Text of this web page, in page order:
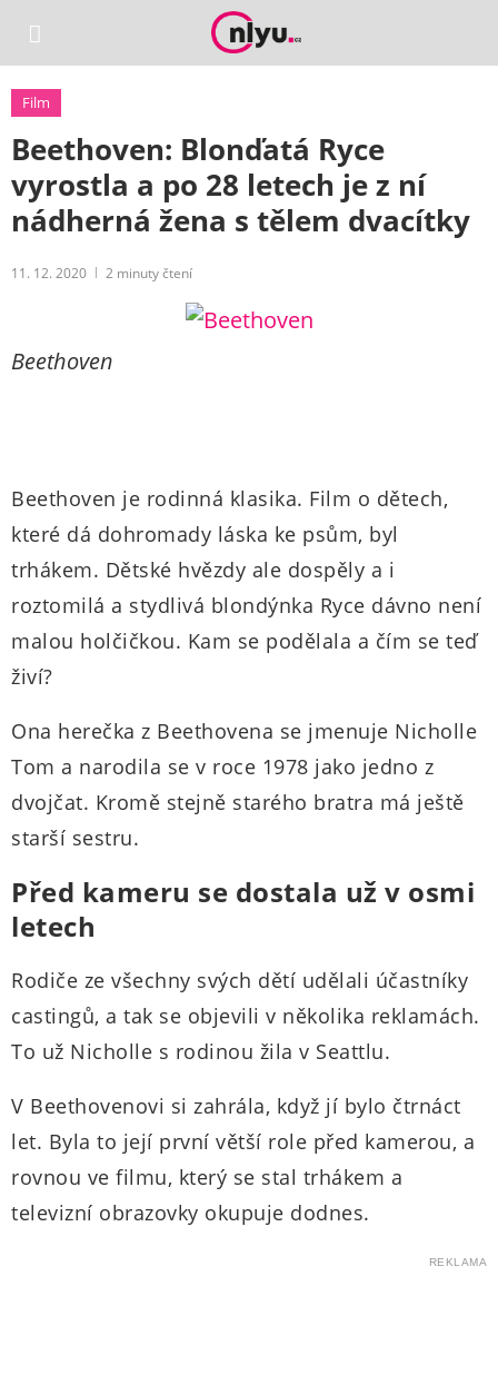
Film
Beethoven: Blonďatá Ryce
vyrostla a po 28 letech je z ní
nádherná žena s tělem dvacítky
11. 12. 2020 2 minuty čtení
Beethoven
Beethoven je rodinná klasika. Film o dětech,
které dá dohromady láska ke psům, byl
trhákem. Dětské hvězdy ale dospěly a i
roztomilá a stydlivá blondýnka Ryce dávno není
malou holčičkou. Kam se podělala a čím se teď
živí?
Ona herečka z Beethovena se jmenuje Nicholle
Tom a narodila se v roce 1978 jako jedno z
dvojčat. Kromě stejně starého bratra má ještě
starší sestru.
Před kameru se dostala už v osmi
letech
Rodiče ze všechny svých dětí udělali účastníky
castingů, a tak se objevili v několika reklamách.
To už Nicholle s rodinou žila v Seattlu.
V Beethovenovi si zahrála, když jí bylo čtrnáct
let. Byla to její první větší role před kamerou, a
rovnou ve filmu, který se stal trhákem a
televizní obrazovky okupuje dodnes.
REKLAMA